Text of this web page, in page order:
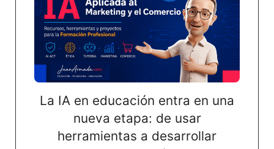
La IA en educación entra en una
nueva etapa: de usar
herramientas a desarrollar